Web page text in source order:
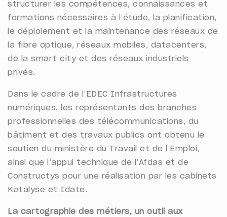
structurer les compétences, connaissances et
formations nécessaires à l’étude, la planification,
le déploiement et la maintenance des réseaux de
la fibre optique, réseaux mobiles, datacenters,
de la smart city et des réseaux industriels
privés.
Dans le cadre de l’EDEC Infrastructures
numériques, les représentants des branches
professionnelles des télécommunications, du
bâtiment et des travaux publics ont obtenu le
soutien du ministère du Travail et de l’Emploi,
ainsi que l’appui technique de l’Afdas et de
Constructys pour une réalisation par les cabinets
Katalyse et Idate.
La cartographie des métiers, un outil aux